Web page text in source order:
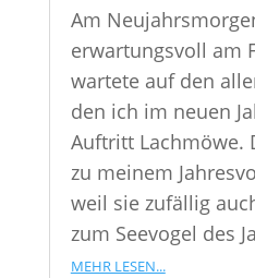
Am
erwartungsvoll am
wartete auf den
den ich im neuen
Auftritt Lachmöwe.
zu meinem
weil sie zufällig
zum Seevogel des
mehr lesen...